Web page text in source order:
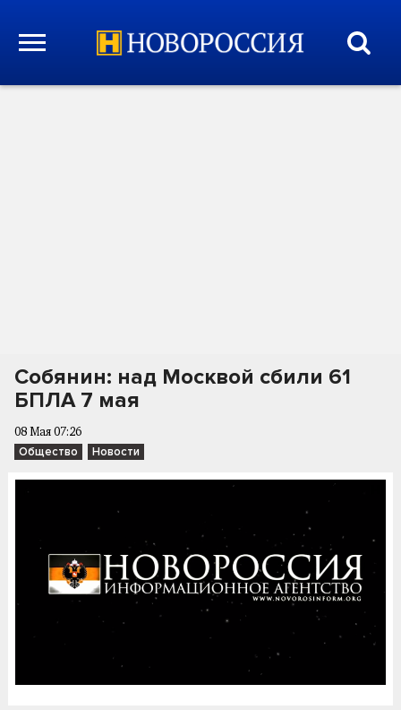
Собянин: над Москвой сбили 61
БПЛА 7 мая
08 Мая 07:26
Общество Новости